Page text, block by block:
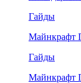
Гайды
Майнкрафт
Гайды
Майнкрафт